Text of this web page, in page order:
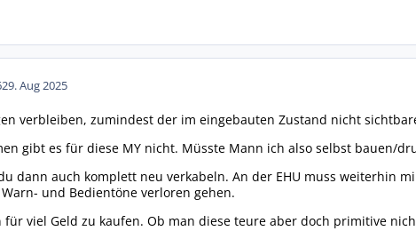
29. Aug 2025
verbleiben, zumindest der im eingebauten Zustand nicht
gibt es für diese MY nicht. Müsste Mann ich also selbst bauen/
dann auch komplett neu verkabeln. An der EHU muss weiterhin
und Bedientöne verloren gehen.
für viel Geld zu kaufen. Ob man diese teure aber doch primitive